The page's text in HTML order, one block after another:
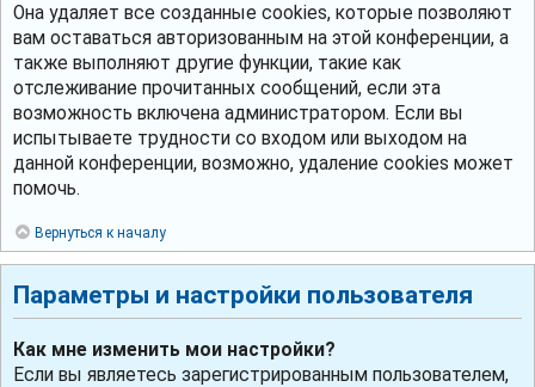
Она удаляет все созданные cookies, которые позволяют
вам оставаться авторизованным на этой конференции, а
также выполняют другие функции, такие как
отслеживание прочитанных сообщений, если эта
возможность включена администратором. Если вы
испытываете трудности со входом или выходом на
данной конференции, возможно, удаление cookies может
помочь.
Вернуться к началу
Параметры и настройки пользователя
Как мне изменить мои настройки?
Если вы являетесь зарегистрированным пользователем,